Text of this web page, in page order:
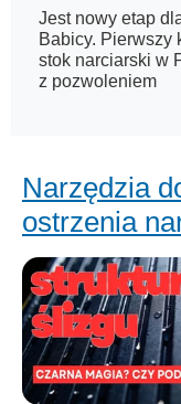
Jest nowy etap
Babicy. Pierwszy
stok narciarski w
z pozwoleniem
Narzędzia
ostrzenia